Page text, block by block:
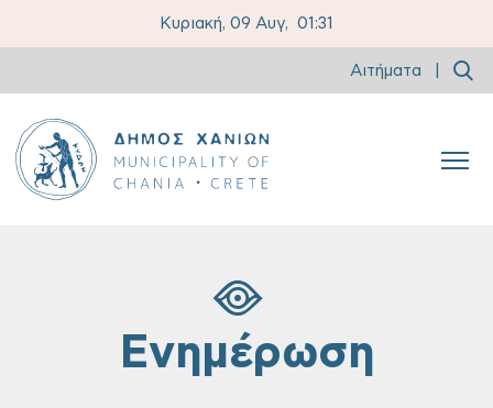
Κυριακή, 09 Αυγ, 01:31
Αιτήματα
Ενημέρωση